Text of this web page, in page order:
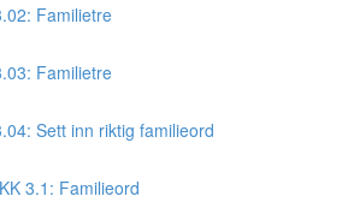
Familietre
Familietre
Sett inn riktig familieord
3.1: Familieord